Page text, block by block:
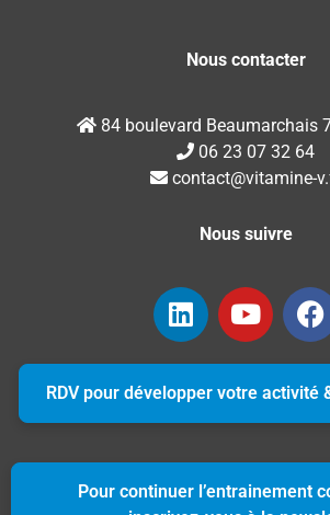
Nous contacter
84 boulevard Beaumarchais
06 23 07 32 64
contact@vitamine-
Nous suivre
RDV pour développer votre activité
Pour continuer l’entrainement